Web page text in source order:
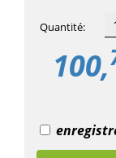
100,
Quantité: